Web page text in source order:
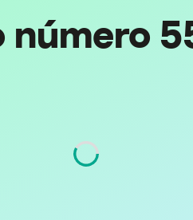
Srbija
Türkiye
Қазақстан - Қазақша
número
Código3004